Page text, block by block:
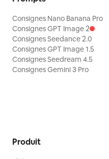
Consignes Nano Banana Pro
Consignes GPT Image 2
Consignes Seedance 2.0
Consignes GPT Image 1.5
Consignes Seedream 4.5
Consignes Gemini 3 Pro
Produit